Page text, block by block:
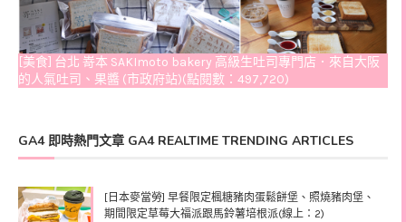
[美食] 台北 嵜本 SAKImoto bakery 高級生吐司專門店．來自大阪
的人氣吐司、果醬 (市政府站)(點閱數：497,720)
GA4 即時熱門文章 GA4 REALTIME TRENDING ARTICLES
[日本麥當勞] 早餐限定楓糖豬肉蛋鬆餅堡、照燒豬肉堡、
期間限定草莓大福派跟馬鈴薯培根派(線上：2)